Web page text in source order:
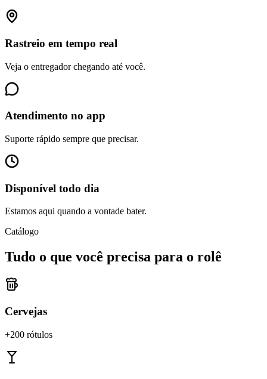
Rastreio em tempo real
Veja o entregador chegando até você.
Atendimento no app
Suporte rápido sempre que precisar.
Disponível todo dia
Estamos aqui quando a vontade bater.
Catálogo
Tudo o que você precisa para o rolê
Cervejas
+200 rótulos